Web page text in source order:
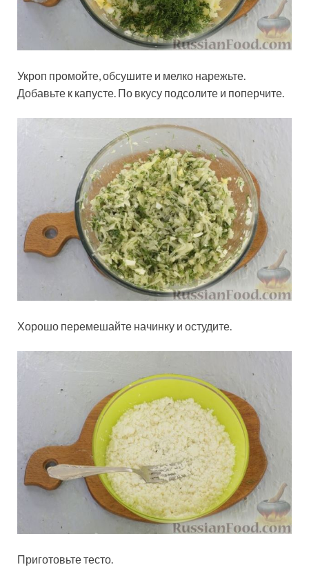
Укроп промойте, обсушите и мелко нарежьте.
Добавьте к капусте. По вкусу подсолите и поперчите.
Хорошо перемешайте начинку и остудите.
Приготовьте тесто.